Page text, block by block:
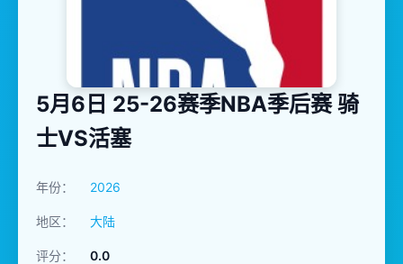
5月6日 25-26赛季NBA季后赛 骑
士VS活塞
年份： 2026
地区： 大陆
评分：
0.0